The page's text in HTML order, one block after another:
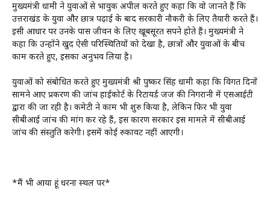
मुख्यमंत्री धामी ने युवाओं से भावुक अपील करते हुए कहा कि वो जानते हैं कि
उत्तराखंड के युवा और छात्र पढ़ाई के बाद सरकारी नौकरी के लिए तैयारी करते हैं।
इसी आधार पर उनके पास जीवन के लिए खूबसूरत सपने होते हैं। मुख्यमंत्री ने
कहा कि उन्होंने खुद ऐसी परिस्थितियों को देखा है, छात्रों और युवाओं के बीच
काम करते हुए, इसका अनुभव लिया है।
युवाओं को संबोधित करते हुए मुख्यमंत्री श्री पुष्कर सिंह धामी कहा कि विगत दिनों
सामने आए प्रकरण की जांच हाईकोर्ट के रिटायर्ड जज की निगरानी में एसआईटी
द्वारा की जा रही है। कमेटी ने काम भी शुरु किया है, लेकिन फिर भी युवा
सीबीआई जांच की मांग कर रहे हैं, इस कारण सरकार इस मामले में सीबीआई
जांच की संस्तुति करेगी। इसमें कोई रुकावट नहीं आएगी।
*मैं भी आया हूं धरना स्थल पर*